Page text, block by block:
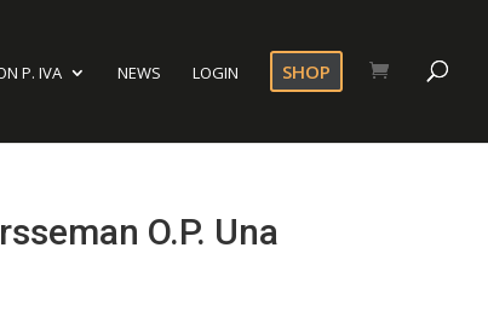
P. IVA NEWS LOGIN SHOP
O.P. Una